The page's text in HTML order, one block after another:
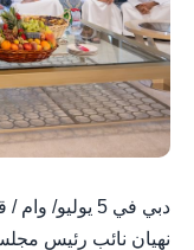
دبي في 5
نهيان نائب رئيس